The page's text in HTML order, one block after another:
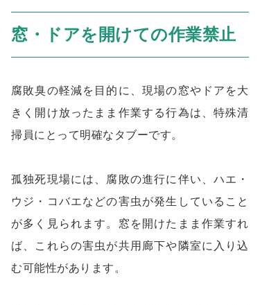
窓・ドアを開けての作業禁止
腐敗臭の軽減を目的に、現場の窓やドアを大
きく開け放ったまま作業する行為は、特殊清
掃員にとって明確なタブーです。
孤独死現場には、腐敗の進行に伴い、ハエ・
ウジ・コバエなどの害虫が発生していること
が多く見られます。窓を開けたまま作業すれ
ば、これらの害虫が共用廊下や隣室に入り込
む可能性があります。